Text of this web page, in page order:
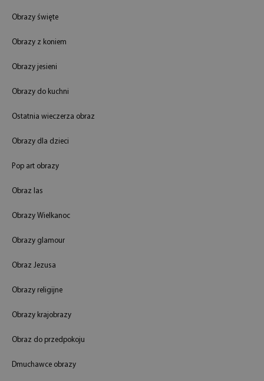
Obrazy święte
Obrazy z koniem
Obrazy jesieni
Obrazy do kuchni
Ostatnia wieczerza obraz
Obrazy dla dzieci
Pop art obrazy
Obraz las
Obrazy Wielkanoc
Obrazy glamour
Obraz Jezusa
Obrazy religijne
Obrazy krajobrazy
Obraz do przedpokoju
Dmuchawce obrazy